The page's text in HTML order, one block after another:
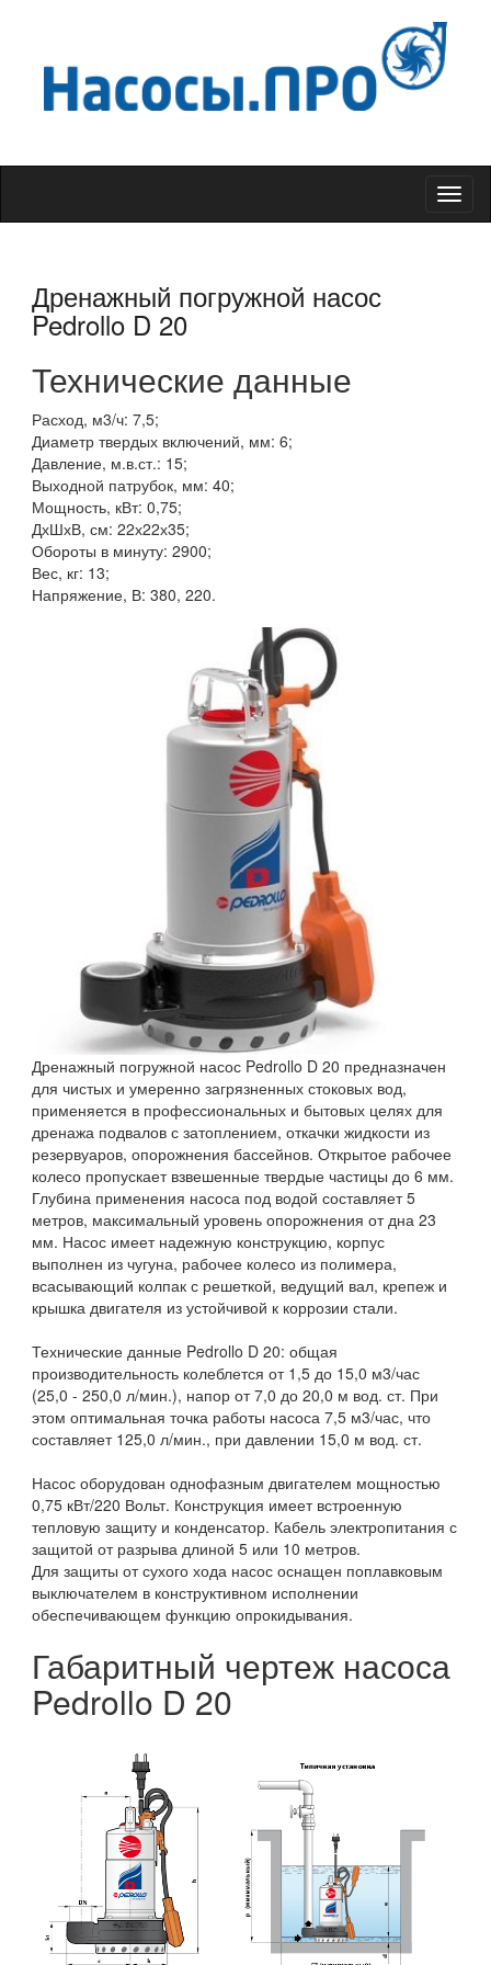
Меню
Дренажный погружной насос
Pedrollo D 20
Технические данные
Расход, м3/ч: 7,5;
Диаметр твердых включений, мм: 6;
Давление, м.в.ст.: 15;
Выходной патрубок, мм: 40;
Мощность, кВт: 0,75;
ДхШхВ, см: 22х22х35;
Обороты в минуту: 2900;
Вес, кг: 13;
Напряжение, В: 380, 220.
Дренажный погружной насос Pedrollo D 20 предназначен
для чистых и умеренно загрязненных стоковых вод,
применяется в профессиональных и бытовых целях для
дренажа подвалов с затоплением, откачки жидкости из
резервуаров, опорожнения бассейнов. Открытое рабочее
колесо пропускает взвешенные твердые частицы до 6 мм.
Глубина применения насоса под водой составляет 5
метров, максимальный уровень опорожнения от дна 23
мм. Насос имеет надежную конструкцию, корпус
выполнен из чугуна, рабочее колесо из полимера,
всасывающий колпак с решеткой, ведущий вал, крепеж и
крышка двигателя из устойчивой к коррозии стали.
Технические данные Pedrollo D 20: общая
производительность колеблется от 1,5 до 15,0 м3/час
(25,0 - 250,0 л/мин.), напор от 7,0 до 20,0 м вод. ст. При
этом оптимальная точка работы насоса 7,5 м3/час, что
составляет 125,0 л/мин., при давлении 15,0 м вод. ст.
Насос оборудован однофазным двигателем мощностью
0,75 кВт/220 Вольт. Конструкция имеет встроенную
тепловую защиту и конденсатор. Кабель электропитания с
защитой от разрыва длиной 5 или 10 метров.
Для защиты от сухого хода насос оснащен поплавковым
выключателем в конструктивном исполнении
обеспечивающем функцию опрокидывания.
Габаритный чертеж насоса
Pedrollo D 20